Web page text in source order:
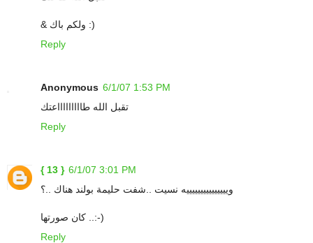
& ولكم باك :)
Reply
Anonymous 6/1/07 1:53 PM
تقبل الله طاااااااااعتك
Reply
{ 13 } 6/1/07 3:01 PM
ويييييييييييييييه نسيت ..شفت حليمة بولند هناك ..؟
كان صورتها ..:-)
Reply